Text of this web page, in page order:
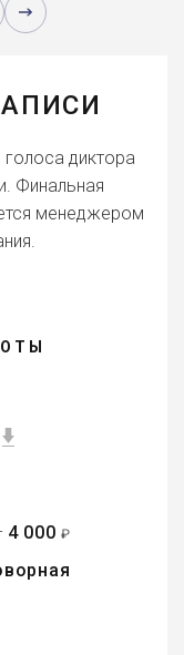
диктора
Финальная
менеджером
4 000 ₽